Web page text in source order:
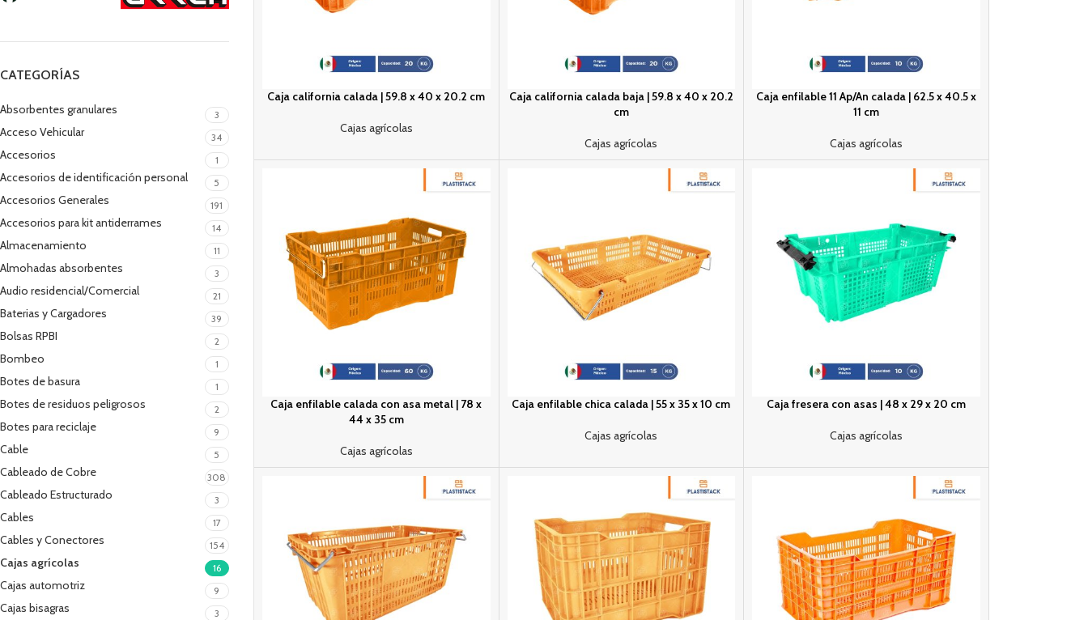
CATEGORÍAS
Absorbentes granulares 3
Acceso Vehicular 34
Accesorios 1
Accesorios de identificación personal 5
Accesorios Generales 191
Accesorios para kit antiderrames 14
Almacenamiento 11
Almohadas absorbentes 3
Audio residencial/Comercial 21
Baterias y Cargadores 39
Bolsas RPBI 2
Bombeo 1
Botes de basura 1
Botes de residuos peligrosos 2
Botes para reciclaje 9
Cable 5
Cableado de Cobre 308
Cableado Estructurado 3
Cables 17
Cables y Conectores 154
Cajas agrícolas 16
Cajas automotriz 9
Cajas bisagras 3
Caja california calada | 59.8 x 40 x 20.2 cm
Cajas agrícolas
Caja california calada baja | 59.8 x 40 x 20.2
cm
Cajas agrícolas
Caja enfilable 11 Ap/An calada | 62.5 x 40.5 x
11 cm
Cajas agrícolas
Caja enfilable calada con asa metal | 78 x
44 x 35 cm
Cajas agrícolas
Caja enfilable chica calada | 55 x 35 x 10 cm
Cajas agrícolas
Caja fresera con asas | 48 x 29 x 20 cm
Cajas agrícolas